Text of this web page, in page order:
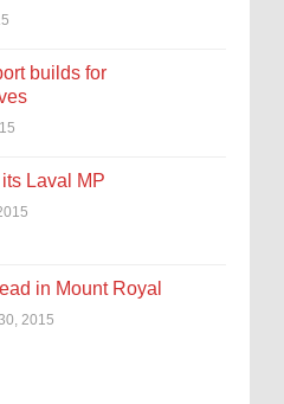
builds for
Laval MP
in Mount Royal
2015